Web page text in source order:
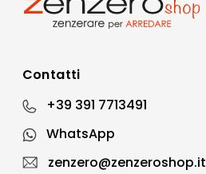
Contatti
+39 391 7713491
WhatsApp
zenzero@zenzeroshop.it